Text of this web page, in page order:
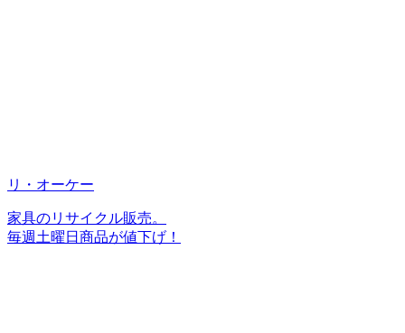
リ・オーケー
家具のリサイクル販売。
毎週土曜日商品が値下げ！